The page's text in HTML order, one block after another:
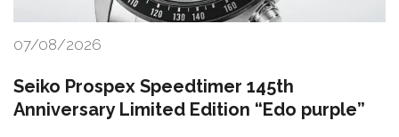
07/08/2026
Seiko Prospex Speedtimer 145th
Anniversary Limited Edition “Edo purple”